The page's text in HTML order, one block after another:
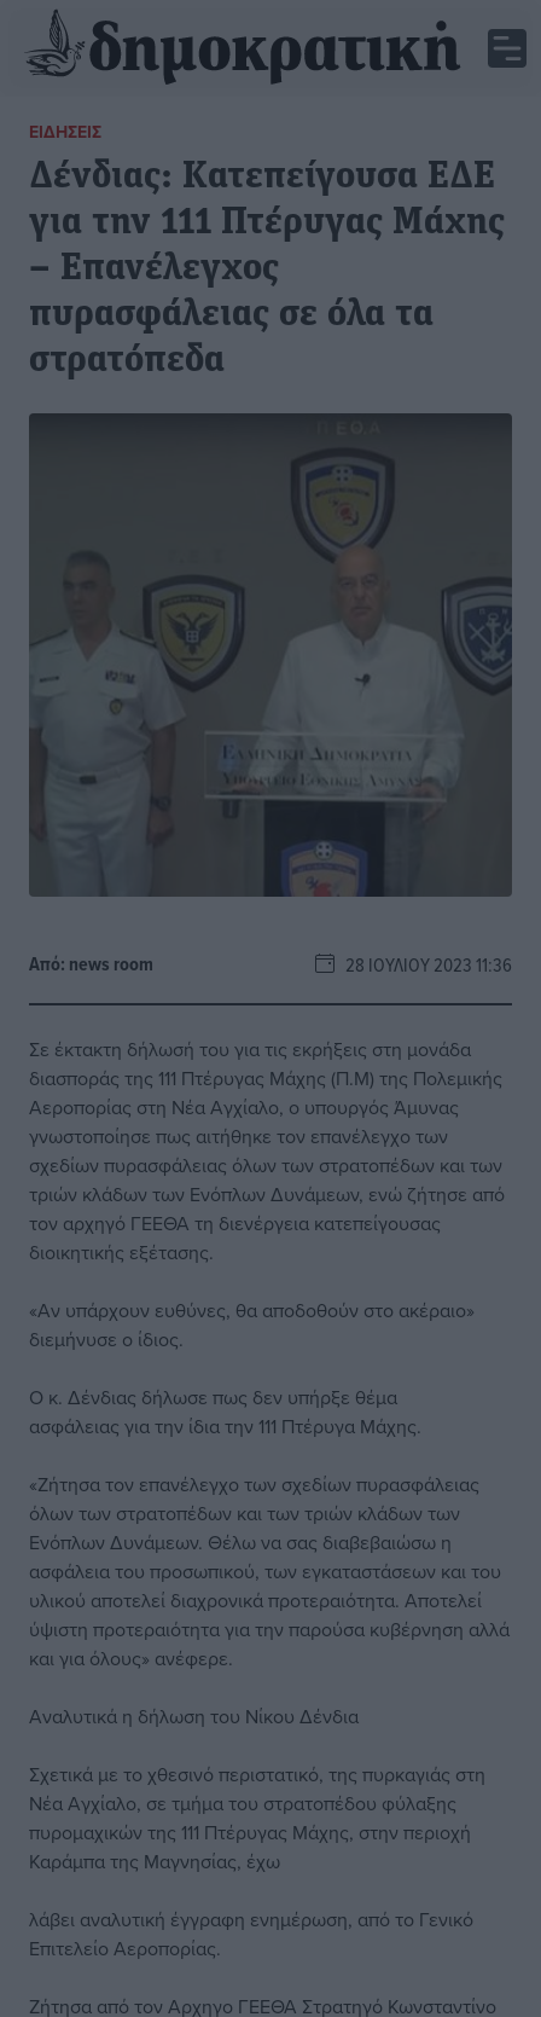
ΕΙΔΉΣΕΙΣ
Δένδιας: Κατεπείγουσα ΕΔΕ
για την 111 Πτέρυγας Μάχης
– Επανέλεγχος
πυρασφάλειας σε όλα τα
στρατόπεδα
Από: news room 28 ΙΟΥΛΊΟΥ 2023 11:36
Σε έκτακτη δήλωσή του για τις εκρήξεις στη μονάδα
διασποράς της 111 Πτέρυγας Μάχης (Π.Μ) της Πολεμικής
Αεροπορίας στη Νέα Αγχίαλο, ο υπουργός Άμυνας
γνωστοποίησε πως αιτήθηκε τον επανέλεγχο των
σχεδίων πυρασφάλειας όλων των στρατοπέδων και των
τριών κλάδων των Ενόπλων Δυνάμεων, ενώ ζήτησε από
τον αρχηγό ΓΕΕΘΑ τη διενέργεια κατεπείγουσας
διοικητικής εξέτασης.
«Αν υπάρχουν ευθύνες, θα αποδοθούν στο ακέραιο»
διεμήνυσε ο ίδιος.
Ο κ. Δένδιας δήλωσε πως δεν υπήρξε θέμα
ασφάλειας για την ίδια την 111 Πτέρυγα Μάχης.
«Ζήτησα τον επανέλεγχο των σχεδίων πυρασφάλειας
όλων των στρατοπέδων και των τριών κλάδων των
Ενόπλων Δυνάμεων. Θέλω να σας διαβεβαιώσω η
ασφάλεια του προσωπικού, των εγκαταστάσεων και του
υλικού αποτελεί διαχρονικά προτεραιότητα. Αποτελεί
ύψιστη προτεραιότητα για την παρούσα κυβέρνηση αλλά
και για όλους» ανέφερε.
Αναλυτικά η δήλωση του Νίκου Δένδια
Σχετικά με το χθεσινό περιστατικό, της πυρκαγιάς στη
Νέα Αγχίαλο, σε τμήμα του στρατοπέδου φύλαξης
πυρομαχικών της 111 Πτέρυγας Μάχης, στην περιοχή
Καράμπα της Μαγνησίας, έχω
λάβει αναλυτική έγγραφη ενημέρωση, από το Γενικό
Επιτελείο Αεροπορίας.
Ζήτησα από τον Αρχηγο ΓΕΕΘΑ Στρατηγό Κωνσταντίνο